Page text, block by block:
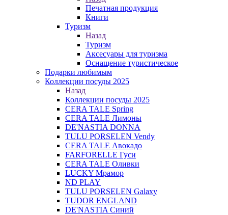
Печатная продукция
Книги
Туризм
Назад
Туризм
Аксесуары для туризма
Оснащение туристическое
Подарки любимым
Коллекции посуды 2025
Назад
Коллекции посуды 2025
CERA TALE Spring
CERA TALE Лимоны
DE'NASTIA DONNA
TULU PORSELEN Vendy
CERA TALE Авокадо
FARFORELLE Гуси
CERA TALE Оливки
LUCKY Мрамор
ND PLAY
TULU PORSELEN Galaxy
TUDOR ENGLAND
DE'NASTIA Синий